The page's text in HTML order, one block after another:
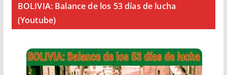
BOLIVIA: Balance de los 53 días de lucha
(Youtube)